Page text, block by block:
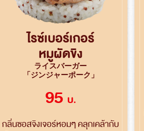
ไรซ์เบอร์เกอร์
หมูผัดขิง
ライスバーガー
「ジンジャーポーク」
95 บ.
กลิ่นซอสจิงเจอร์หอมๆ คลุกเคล้ากับ
ค้นหา
สำหรับ: